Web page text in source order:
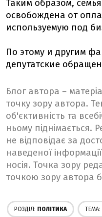
Таким образом,
освобождена от
используемую под
По этому и другим
депутатские
Блог автора –
точку зору автора.
об'єктивність та
ньому піднімається.
не відповідає за
наведеної
носія. Точка зору
точкою зору автора
РОЗДІЛ: ПОЛІТИКА ТЕМА: